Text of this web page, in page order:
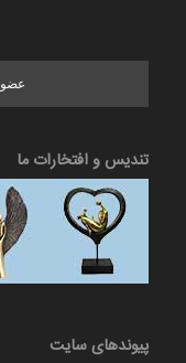
تندیس و افتخارات ما
پیوندهای سایت